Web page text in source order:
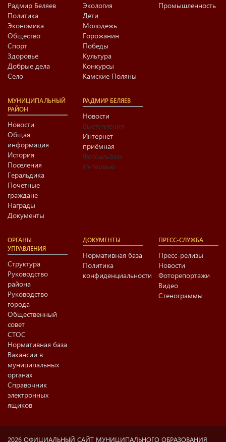
Радмир Беляев
Политика
Экономика
Общество
Спорт
Здоровье
Добрые дела
Село
Экология
Дети
Молодежь
Горожанин
Победы
Культура
Конкурсы
Камские Поляны
Промышленность
МУНИЦИПАЛЬНЫЙ
РАЙОН
Новости
Общая
информация
История
Поселения
Геральдика
Почетные
граждане
Награды
Документы
РАДМИР БЕЛЯЕВ
Новости
Выступления
Интернет-
приёмная
Фотоальбом
Интервью
ОРГАНЫ
УПРАВЛЕНИЯ
Структура
Руководство
района
Руководство
города
Общественный
совет
СТОС
Нормативная база
Вакансии в
муниципальных
органах
Справочник
электронных
ящиков
ДОКУМЕНТЫ
Нормативная база
Политика
конфиденциальности
ПРЕСС-СЛУЖБА
Пресс-релизы
Новости
Фоторепортажи
Видео
Стенограммы
2026 ОФИЦИАЛЬНЫЙ САЙТ МУНИЦИПАЛЬНОГО ОБРАЗОВАНИЯ